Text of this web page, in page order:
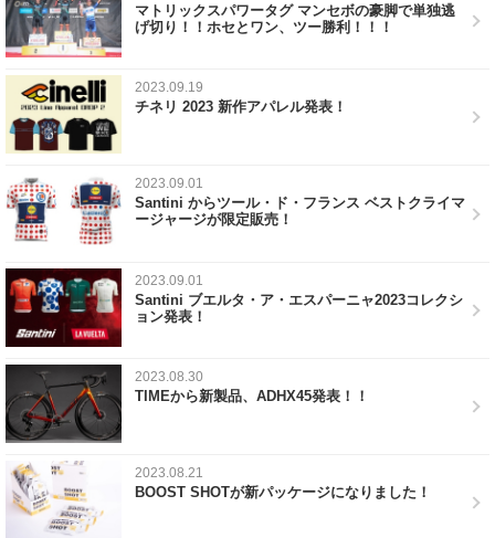
マトリックスパワータグ マンセボの豪脚で単独逃
げ切り！！ホセとワン、ツー勝利！！！
2023.09.19
チネリ 2023 新作アパレル発表！
2023.09.01
Santini からツール・ド・フランス ベストクライマ
ージャージが限定販売！
2023.09.01
Santini ブエルタ・ア・エスパーニャ2023コレクシ
ョン発表！
2023.08.30
TIMEから新製品、ADHX45発表！！
2023.08.21
BOOST SHOTが新パッケージになりました！